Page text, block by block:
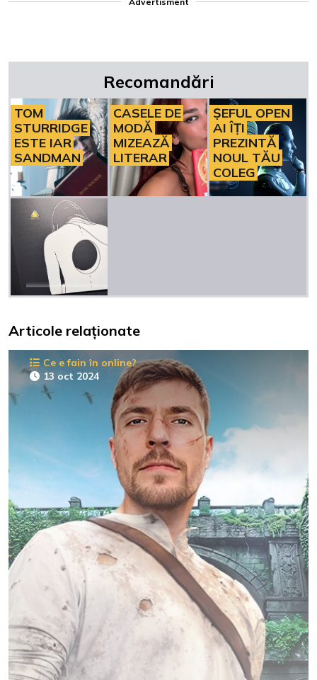
Recomandări
TOM
STURRIDGE
ESTE IAR
SANDMAN
CASELE DE
MODĂ
MIZEAZĂ
LITERAR
ȘEFUL OPEN
AI ÎȚI
PREZINTĂ
NOUL TĂU
COLEG
Articole relaționate
Ce e fain în online?
13 oct 2024